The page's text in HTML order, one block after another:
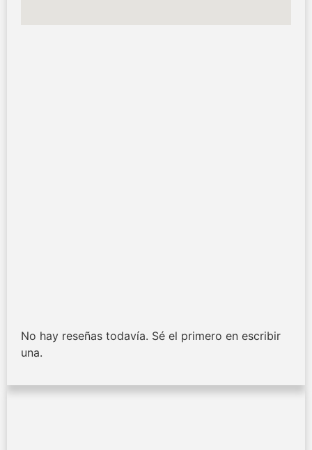
No hay reseñas todavía. Sé el primero en escribir
una.